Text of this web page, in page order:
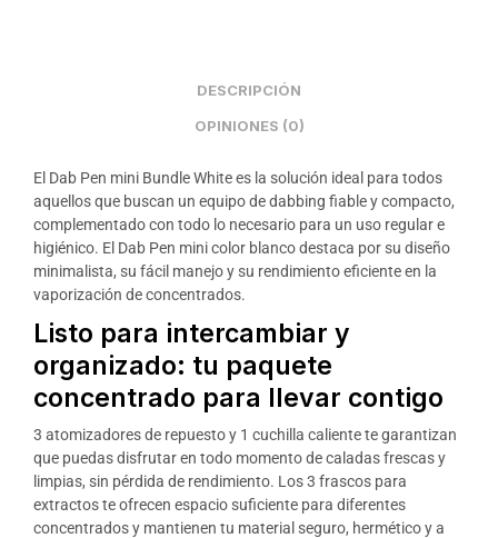
DESCRIPCIÓN
OPINIONES (0)
El Dab Pen mini Bundle White es la solución ideal para todos
aquellos que buscan un equipo de dabbing fiable y compacto,
complementado con todo lo necesario para un uso regular e
higiénico. El Dab Pen mini color blanco destaca por su diseño
minimalista, su fácil manejo y su rendimiento eficiente en la
vaporización de concentrados.
Listo para intercambiar y
organizado: tu paquete
concentrado para llevar contigo
3 atomizadores de repuesto y 1 cuchilla caliente te garantizan
que puedas disfrutar en todo momento de caladas frescas y
limpias, sin pérdida de rendimiento. Los 3 frascos para
extractos te ofrecen espacio suficiente para diferentes
concentrados y mantienen tu material seguro, hermético y a